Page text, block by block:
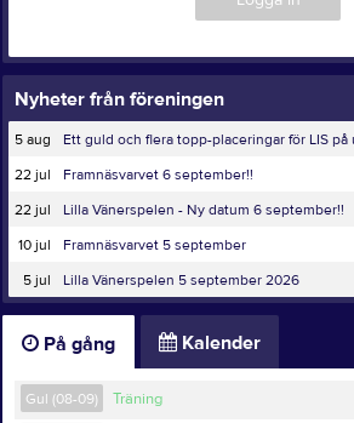
Nyheter från föreningen
5 aug
Ett guld och flera topp-placeringar för LIS på
22 jul
Framnäsvarvet 6 september!!
22 jul
Lilla Vänerspelen - Ny datum 6 september!!
10 jul
Framnäsvarvet 5 september
5 jul
Lilla Vänerspelen 5 september 2026
På gång Kalender
Gul (08-09) Träning